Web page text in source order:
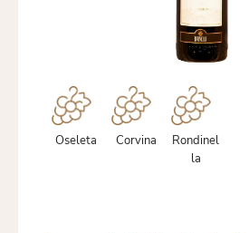
Oseleta Corvina
Rondinel
la